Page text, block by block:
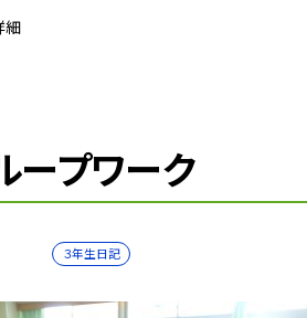
細
プワーク
３年生日記